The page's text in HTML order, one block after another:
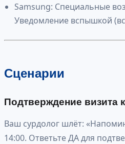
Samsung: Специальные
Уведомление вспышкой
Сценарии
Подтверждение визита
Ваш сурдолог шлёт:
14:00. Ответьте ДА для